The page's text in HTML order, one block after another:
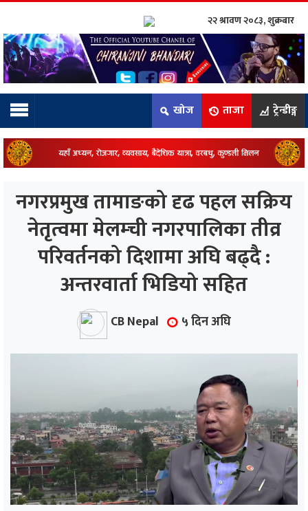
टिम:
२२ श्रावण २०८३, शुक्रबार
खोज ताजा ट्रेन्डीङ्ग
नगरप्रमुख तामाङको दृढ पहल सक्रिय
नेतृत्वमा मेलम्ची नगरपालिका तीव्र
परिवर्तनको दिशामा अघि बढ्दै :
अन्तरवार्ता भिडियो सहित
CB Nepal ५ दिन अघि